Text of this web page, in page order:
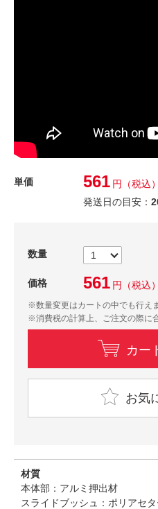
単価 561 円
（税込）
発送日の目安：
数量
価格 561 円 （税込）
※数量変更はカートの中でも行えま
※消費税の計算上、ご注文の際に
カー
お気
材質
本体部：アルミ押出材
スライドブッシュ：ポリアセ